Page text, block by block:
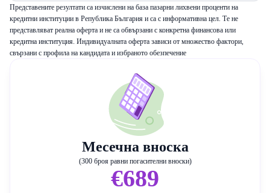
Представените резултати са изчислени на база пазарни лихвени проценти на
кредитни институции в Република България и са с информативна цел. Те не
представляват реална оферта и не са обвързани с конкретна финансова или
кредитна институция. Индивидуалната оферта зависи от множество фактори,
свързани с профила на кандидата и избраното обезпечение
Месечна вноска
(300 броя равни погасителни вноски)
€689